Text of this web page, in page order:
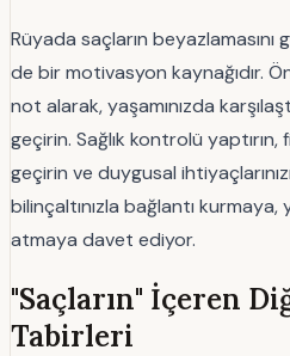
Rüyada saçların beyazlamasını
de bir motivasyon kaynağıdır.
not alarak, yaşamınızda
geçirin. Sağlık kontrolü yaptırın,
geçirin ve duygusal
bilinçaltınızla bağlantı kurmaya,
atmaya davet ediyor.
"Saçların" İçeren
Tabirleri